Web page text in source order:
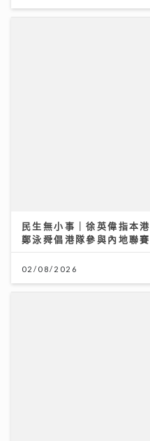
民生無小事｜徐英偉指本
鄭泳舜倡港隊參與內地聯
02/08/2026